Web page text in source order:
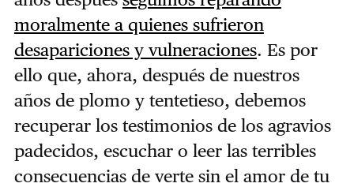
moralmente a quienes sufrieron
desapariciones y vulneraciones. Es por
ello que, ahora, después de nuestros
años de plomo y tentetieso, debemos
recuperar los testimonios de los agravios
padecidos, escuchar o leer las terribles
consecuencias de verte sin el amor de tu